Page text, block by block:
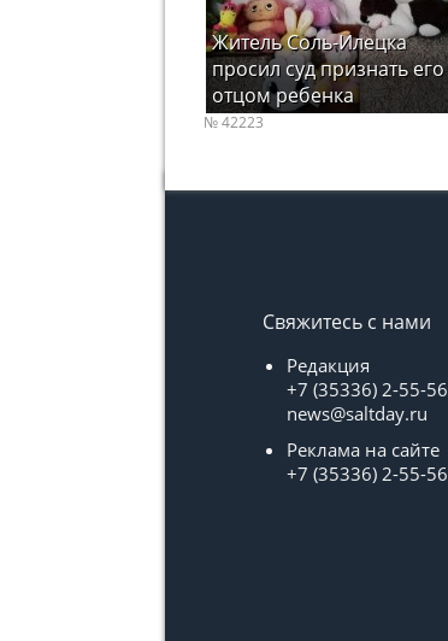
Житель Соль-Илецка
просил суд признать его
отцом ребенка
№ 42223
Свяжитесь с нами
Редакция
+7 (35336) 2-55-56
news@saltday.ru
Реклама на сайте
+7 (35336) 2-55-56